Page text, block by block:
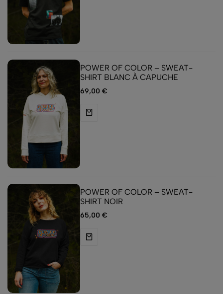
POWER OF COLOR – SWEAT-
SHIRT BLANC À CAPUCHE
69,00€
POWER OF COLOR – SWEAT-
SHIRT NOIR
65,00€